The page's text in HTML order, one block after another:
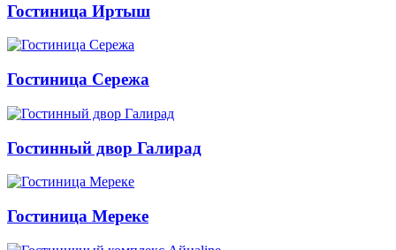
Гостиница Иртыш
Гостиница Сережа
Гостинный двор Галирад
Гостиница Мереке